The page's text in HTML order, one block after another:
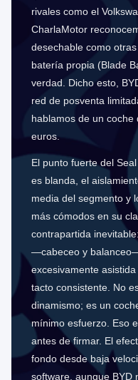
rivales como el
CharlaMotor
desechable como
batería propia (Blade
verdad. Dicho esto,
red de posventa
hablamos de un
euros.
El punto fuerte del
es blanda, el
media del segmento y
más cómodos en su
contrapartida
—cabeceo y
excesivamente
tacto consistente. No
dinamismo; es un
mínimo esfuerzo. Eso
antes de firmar. El
fondo desde baja
software, aunque BYD